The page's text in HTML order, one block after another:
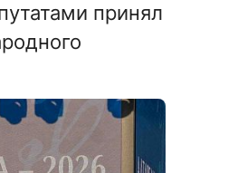
принял